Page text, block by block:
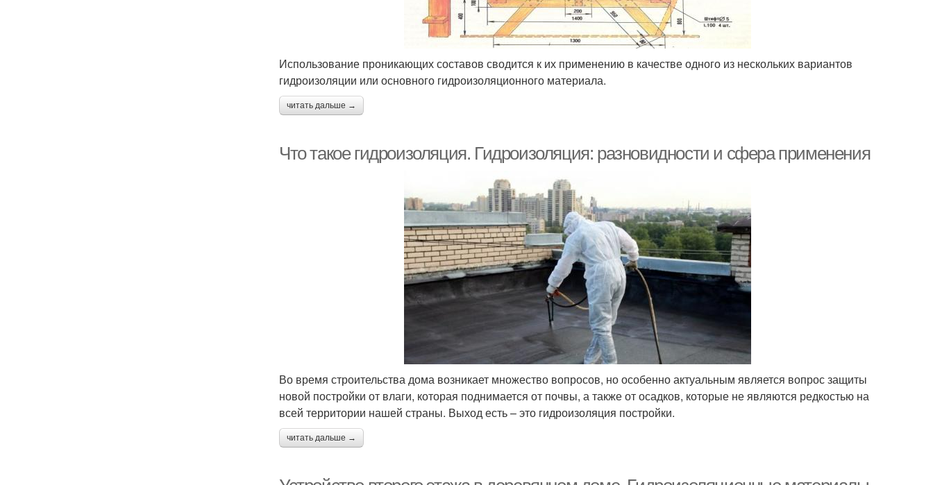
Использование проникающих составов сводится к их применению в качестве одного из нескольких вариантов
гидроизоляции или основного гидроизоляционного материала.
читать дальше →
Что такое гидроизоляция. Гидроизоляция: разновидности и сфера применения
Во время строительства дома возникает множество вопросов, но особенно актуальным является вопрос защиты
новой постройки от влаги, которая поднимается от почвы, а также от осадков, которые не являются редкостью на
всей территории нашей страны. Выход есть – это гидроизоляция постройки.
читать дальше →